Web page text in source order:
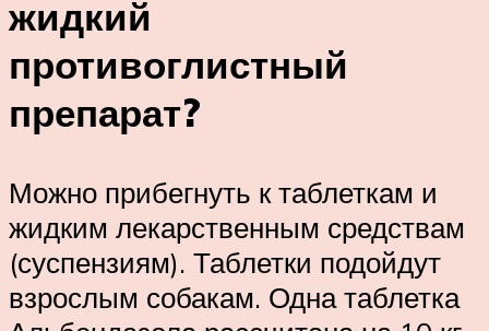
жидкий
противоглистный
препарат?
Можно прибегнуть к таблеткам и
жидким лекарственным средствам
(суспензиям). Таблетки подойдут
взрослым собакам. Одна таблетка